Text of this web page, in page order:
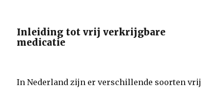
Inleiding tot vrij verkrijgbare
medicatie
In Nederland zijn er verschillende soorten vrij